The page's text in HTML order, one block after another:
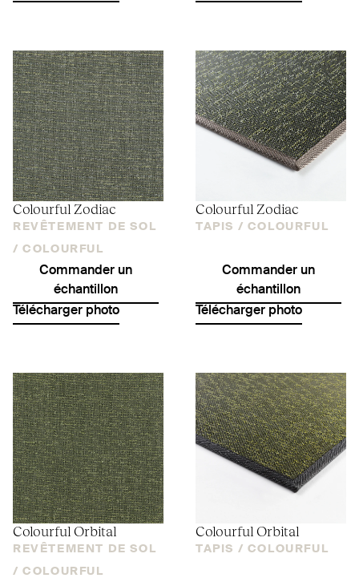
Colourful Zodiac
REVÊTEMENT DE SOL
/ COLOURFUL
Commander un
échantillon
Télécharger photo
Colourful Zodiac
TAPIS / COLOURFUL
Commander un
échantillon
Télécharger photo
Colourful Orbital
REVÊTEMENT DE SOL
/ COLOURFUL
Colourful Orbital
TAPIS / COLOURFUL